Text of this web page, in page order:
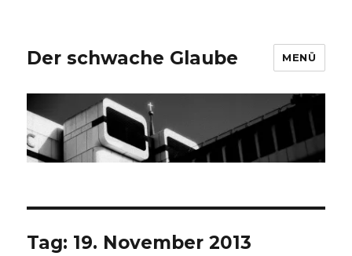
Der schwache Glaube MENÜ
Tag: 19. November 2013